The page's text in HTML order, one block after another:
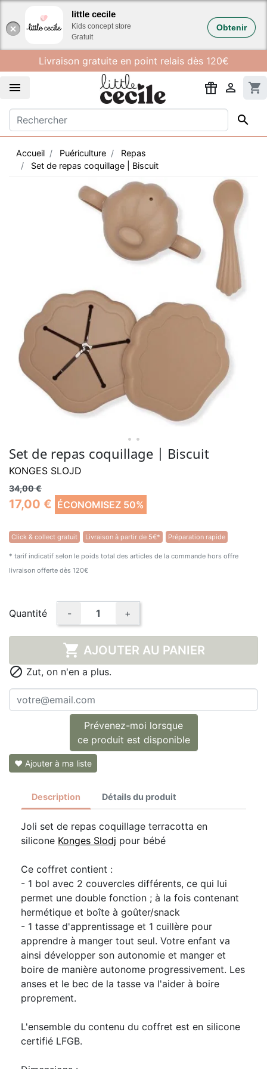
little cecile
Kids concept store
Gratuit
Obtenir
Livraison gratuite en point relais dès 120€
  shopping_cart

Accueil Puériculture
Repas
Set de repas coquillage | Biscuit
• •
Set de repas coquillage | Biscuit
KONGES SLOJD
34,00 €
17,00 € ÉCONOMISEZ 50%
Click & collect gratuit Livraison à partir de 5€* Préparation rapide
* tarif indicatif selon le poids total des articles de la commande hors offre
livraison offerte dès 120€
Quantité - +
 AJOUTER AU PANIER
 Zut, on n'en a plus.
Prévenez-moi lorsque
ce produit est disponible
❤ Ajouter à ma liste
Description Détails du produit
Joli set de repas coquillage terracotta en
silicone Konges Slodj pour bébé
Ce coffret contient :
- 1 bol avec 2 couvercles différents, ce qui lui
permet une double fonction ; à la fois contenant
hermétique et boîte à goûter/snack
- 1 tasse d'apprentissage et 1 cuillère pour
apprendre à manger tout seul. Votre enfant va
ainsi développer son autonomie et manger et
boire de manière autonome progressivement. Les
anses et le bec de la tasse va l'aider à boire
proprement.
L'ensemble du contenu du coffret est en silicone
certifié LFGB.